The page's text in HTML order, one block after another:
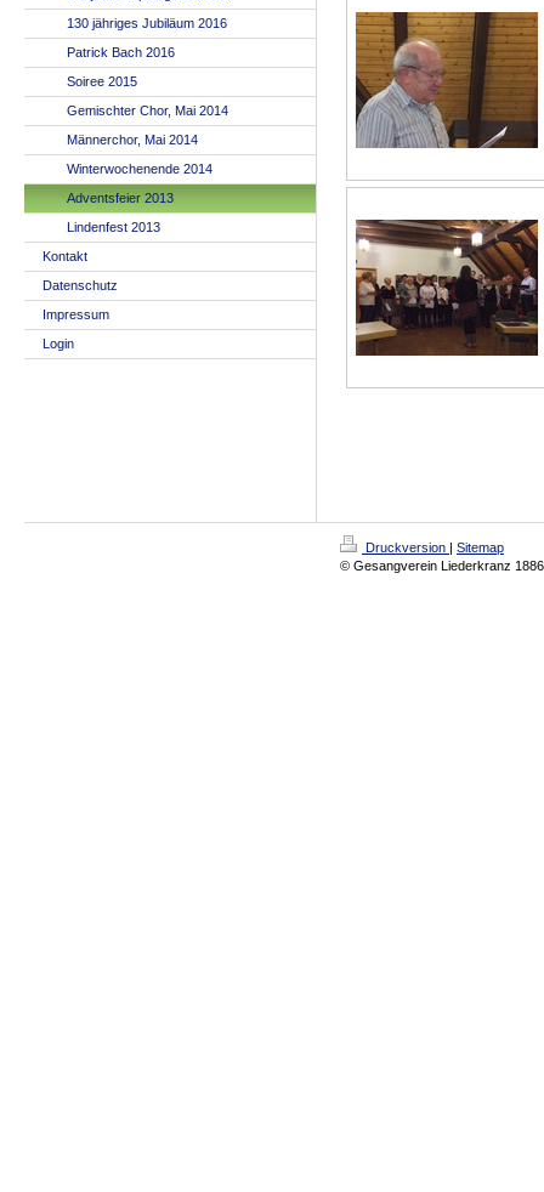
130 jähriges Jubiläum 2016
Patrick Bach 2016
Soiree 2015
Gemischter Chor, Mai 2014
Männerchor, Mai 2014
Winterwochenende 2014
Adventsfeier 2013
Lindenfest 2013
Kontakt
Datenschutz
Impressum
Login
Druckversion | Sitemap
© Gesangverein Liederkranz